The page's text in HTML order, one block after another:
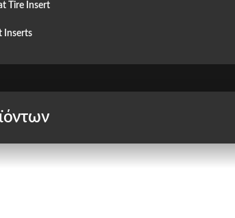
Tire Insert
Inserts